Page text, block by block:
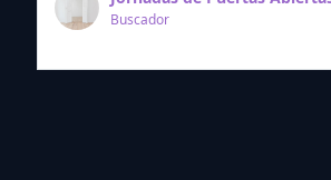
Buscador